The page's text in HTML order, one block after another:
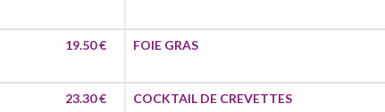
19.50 € FOIE GRAS
23.30 € COCKTAIL DE CREVETTES